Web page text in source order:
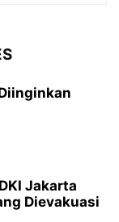
Jakarta
Dievakuasi